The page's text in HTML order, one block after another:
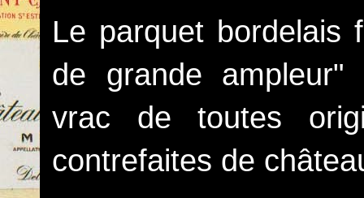
Le parquet bordelais
de grande
vrac de toutes
contrefaites de